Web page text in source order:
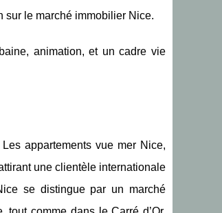
sur le marché immobilier Nice.
animation, et un cadre vie
appartements vue mer Nice,
une clientèle internationale
se distingue par un marché